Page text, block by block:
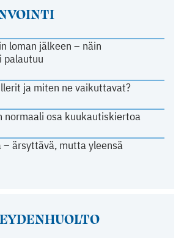
loman jälkeen – näin
palautuu
ja miten ne vaikuttavat?
normaali osa kuukautiskiertoa
– ärsyttävä, mutta yleensä